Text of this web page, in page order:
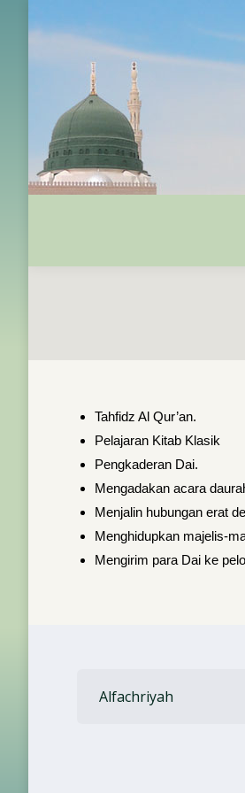
Tahfidz Al Qur’an.
Pelajaran Kitab Klasik
Pengkaderan Dai.
Mengadakan acara
Menjalin hubungan erat
Menghidupkan majelis-
Mengirim para Dai ke
Alfachriyah